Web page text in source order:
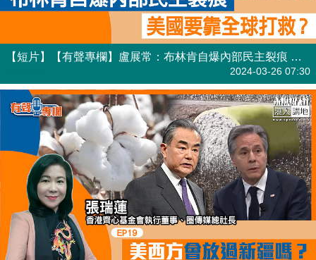
【短片】【有聲專欄】盧展常：布林肯自爆內部民主裂痕 美國要靠全球打救？
2024-03-26 07:30